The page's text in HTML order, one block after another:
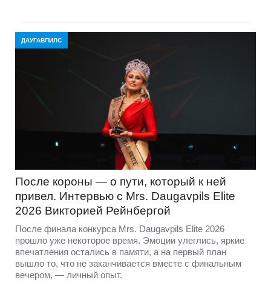
ДАУГАВПИЛС
После короны — о пути, который к ней
привел. Интервью с Mrs. Daugavpils Elite
2026 Викторией Рейнбергой
После финала конкурса Mrs. Daugavpils Elite 2026
прошло уже некоторое время. Эмоции улеглись, яркие
впечатления остались в памяти, а на первый план
вышло то, что не заканчивается вместе с финальным
вечером, — личный опыт.